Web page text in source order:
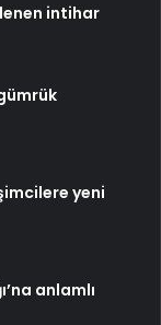
intihar
yeni
anlamlı